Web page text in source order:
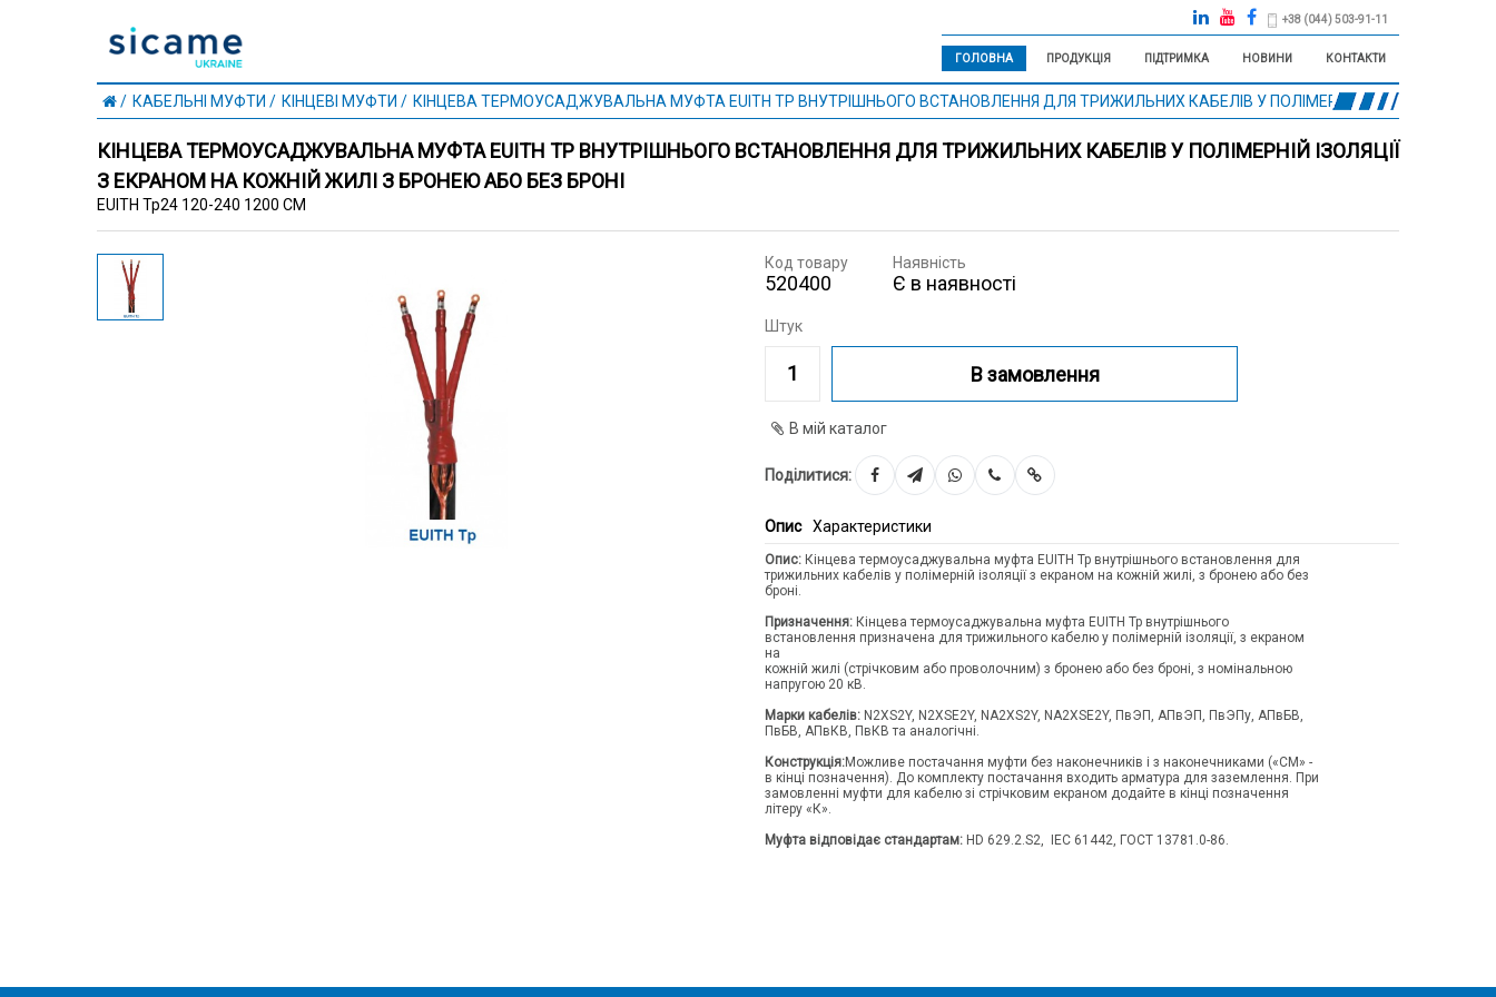
+38 (044) 503-91-11
ГОЛОВНА ПРОДУКЦІЯ ПІДТРИМКА НОВИНИ КОНТАКТИ
КАБЕЛЬНІ МУФТИ КІНЦЕВІ МУФТИ КІНЦЕВА ТЕРМОУСАДЖУВАЛЬНА МУФТА EUITH TP ВНУТРІШНЬОГО ВСТАНОВЛЕННЯ ДЛЯ ТРИЖИЛЬНИХ КАБЕЛІВ У ПОЛІМЕРНІЙ ІЗОЛЯЦІЇ З
КІНЦЕВА ТЕРМОУСАДЖУВАЛЬНА МУФТА EUITH TP ВНУТРІШНЬОГО ВСТАНОВЛЕННЯ ДЛЯ ТРИЖИЛЬНИХ КАБЕЛІВ У ПОЛІМЕРНІЙ ІЗОЛЯЦІЇ
З ЕКРАНОМ НА КОЖНІЙ ЖИЛІ З БРОНЕЮ АБО БЕЗ БРОНІ
EUITH Tp24 120-240 1200 CM
Код товару
520400
Наявність
Є в наявності
Штук
В замовлення
В мій каталог
Поділитися:
Опис Характеристики
Опис: Кінцева термоусаджувальна муфта EUITH Tp внутрішнього встановлення для
трижильних кабелів у полімерній ізоляції з екраном на кожній жилі, з бронею або без
броні.
Призначення: Кінцева термоусаджувальна муфта EUITH Tp внутрішнього
встановлення призначена для трижильного кабелю у полімерній ізоляції, з екраном
на
кожній жилі (стрічковим або проволочним) з бронею або без броні, з номінальною
напругою 20 кВ.
Марки кабелів: N2XS2Y, N2XSE2Y, NA2XS2Y, NA2XSE2Y, ПвЭП, АПвЭП, ПвЭПу, АПвБВ,
ПвБВ, АПвКВ, ПвКВ та аналогічні.
Конструкція:Можливе постачання муфти без наконечників і з наконечниками («CM» -
в кінці позначення). До комплекту постачання входить арматура для заземлення. При
замовленні муфти для кабелю зі стрічковим екраном додайте в кінці позначення
літеру «К».
Муфта відповідає стандартам: HD 629.2.S2, IEC 61442, ГОСТ 13781.0-86.